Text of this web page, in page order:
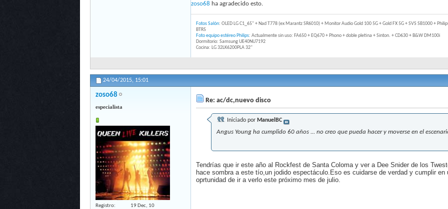
zoso68 ha agradecido esto.
Fotos Salón: OLED LG C1_65" + Nad T778 (ex Marantz SR6010) + Monitor Audio Gold 100 5G + Gold FX 5G + SVS SB1000 +
BTR5
Foto equipo estéreo Philips: Actualmente sin uso: FA650 + EQ670 + Phono + doble pletina + Sinton. + CD630 + B&W DM100i
Dormitorio: Samsung UE40NU7192
Cocina: LG 32LK6200PLA 32"
24/04/2015, 15:01
zoso68
especialista
Registro
19 Dec, 10
Re: ac/dc,nuevo disco
Iniciado por ManuelBC
Angus Young ha cumplido 60 años ... no creo que pueda hacer y moverse en el
Tendrías que ir este año al Rockfest de Santa Coloma y ver a Dee Snider de los
hace sombra a este tío,un jodido espectáculo.Eso es cuidarse de verdad y cumplir
oprtunidad de ir a verlo este próximo mes de julio.